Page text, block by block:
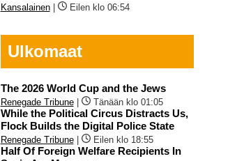
Kansalainen| Eilen klo 06:54
Ulkomaat
The 2026 World Cup and the Jews
Renegade Tribune| Tänään klo 01:05
While the Political Circus Distracts Us,
Flock Builds the Digital Police State
Renegade Tribune| Eilen klo 18:55
Half Of Foreign Welfare Recipients In